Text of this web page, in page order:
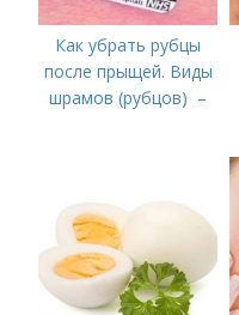
Как убрать рубцы
после прыщей. Виды
шрамов (рубцов) –